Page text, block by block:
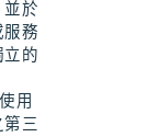
並於
服務
立的
用
三